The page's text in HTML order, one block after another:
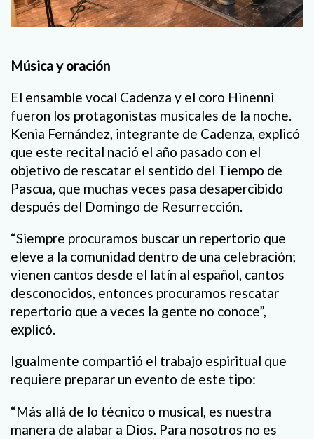
Música y oración
El ensamble vocal Cadenza y el coro Hinenni
fueron los protagonistas musicales de la noche.
Kenia Fernández, integrante de Cadenza, explicó
que este recital nació el año pasado con el
objetivo de rescatar el sentido del Tiempo de
Pascua, que muchas veces pasa desapercibido
después del Domingo de Resurrección.
“Siempre procuramos buscar un repertorio que
eleve a la comunidad dentro de una celebración;
vienen cantos desde el latín al español, cantos
desconocidos, entonces procuramos rescatar
repertorio que a veces la gente no conoce”,
explicó.
Igualmente compartió el trabajo espiritual que
requiere preparar un evento de este tipo:
“Más allá de lo técnico o musical, es nuestra
manera de alabar a Dios. Para nosotros no es